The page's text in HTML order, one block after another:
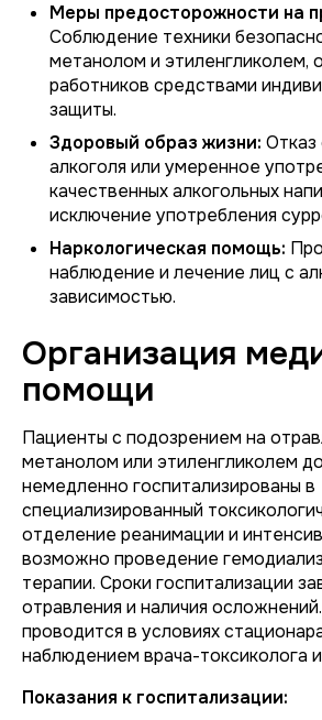
Меры предосторожности на
Соблюдение техники
метанолом и этиленгликолем,
работников средствами
защиты.
Здоровый образ жизни: Отказ
алкоголя или умеренное
качественных алкогольных
исключение употребления
Наркологическая помощь:
наблюдение и лечение лиц с
зависимостью.
Организация
помощи
Пациенты с подозрением на
метанолом или этиленгликолем
немедленно госпитализированы в
специализированный
отделение реанимации и
возможно проведение
терапии. Сроки госпитализации
отравления и наличия
проводится в условиях
наблюдением врача-токсиколога
Показания к госпитализации: